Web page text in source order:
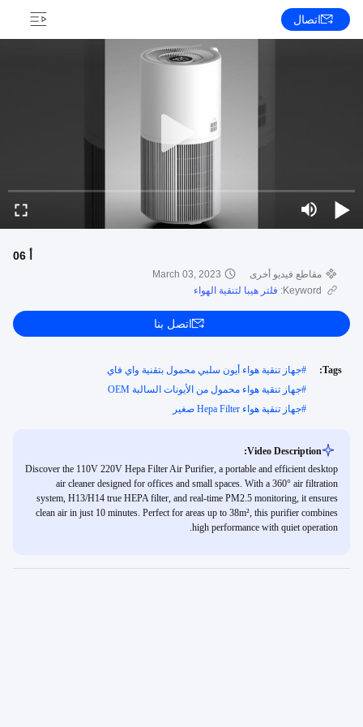
اتصال
مقاطع فيديو أخرى
March 03, 2023
Keyword:
فلتر هيبا لتنقية الهواء
اتصل بنا
Tags:
#جهاز تنقية هواء أيون سلبي محمول بتقنية واي فاي
#جهاز تنقية هواء محمول من الأيونات السالبة OEM
#جهاز تنقية هواء Hepa Filter صغير
Video Description:
Discover the 110V 220V Hepa Filter Air Purifier, a portable and efficient desktop
air cleaner designed for offices and small spaces. With a 360° air filtration
system, H13/H14 true HEPA filter, and real-time PM2.5 monitoring, it ensures
clean air in just 10 minutes. Perfect for areas up to 38m², this purifier combines
high performance with quiet operation.